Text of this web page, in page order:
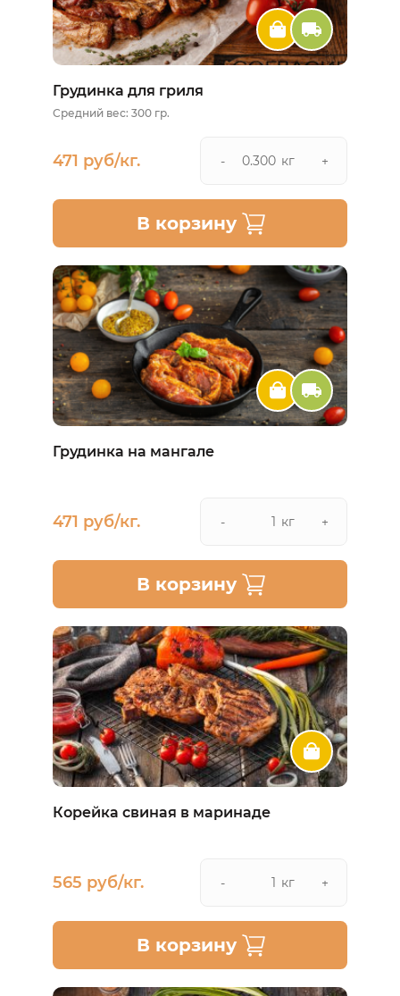
Грудинка для гриля
Средний вес: 300 гр.
471 руб/кг. - кг +
В корзину
Грудинка на мангале
471 руб/кг. - кг +
В корзину
Корейка свиная в маринаде
565 руб/кг. - кг +
В корзину